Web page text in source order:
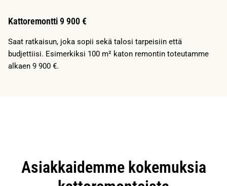
Kattoremontti 9 900 €
Saat ratkaisun, joka sopii sekä talosi tarpeisiin että
budjettiisi. Esimerkiksi 100 m² katon remontin toteutamme
alkaen 9 900 €.
Asiakkaidemme kokemuksia